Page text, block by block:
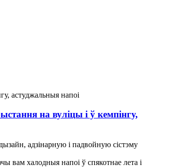
на вуліцы і ў кемпінгу,
адзінарную і падвойную сістэму
вам халодныя напоі ў спякотнае лета і